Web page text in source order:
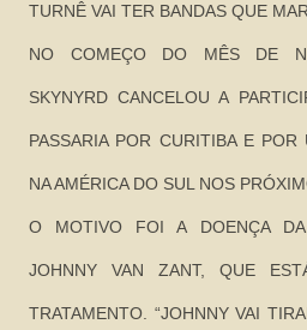
TURNÊ VAI TER BANDAS QUE
NO COMEÇO DO MÊS DE
SKYNYRD CANCELOU A
PASSARIA POR CURITIBA E
NA AMÉRICA DO SUL NOS
O MOTIVO FOI A DOENÇA
JOHNNY VAN ZANT, QUE
TRATAMENTO. “JOHNNY VAI